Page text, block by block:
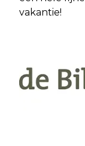
vakantie!